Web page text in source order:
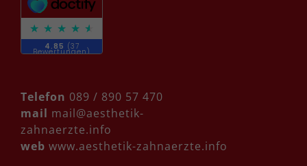
4.85 (37
Bewertungen)
Telefon 089 / 890 57 470
mail mail@aesthetik-
zahnaerzte.info
web www.aesthetik-zahnaerzte.info